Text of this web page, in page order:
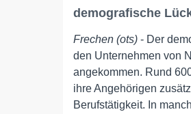
demografische
Frechen (ots) - Der
den Unternehmen von
angekommen. Rund
ihre Angehörigen
Berufstätigkeit. In